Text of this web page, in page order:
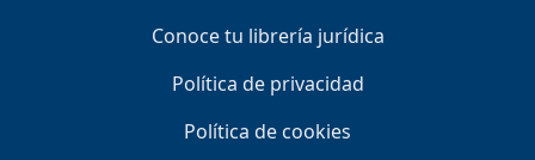
Conoce tu librería jurídica
Política de privacidad
Política de cookies